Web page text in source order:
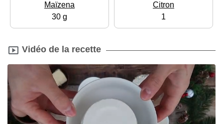
Maïzena
30 g
Citron
1
Vidéo de la recette